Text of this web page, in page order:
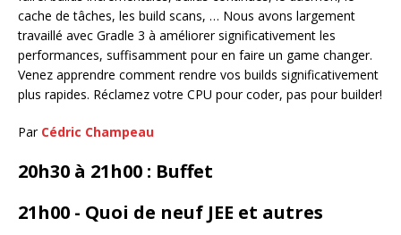
cache de tâches, les build scans, … Nous avons largement
travaillé avec Gradle 3 à améliorer significativement les
performances, suffisamment pour en faire un game changer.
Venez apprendre comment rendre vos builds significativement
plus rapides. Réclamez votre CPU pour coder, pas pour builder!
Par Cédric Champeau
20h30 à 21h00 : Buffet
21h00 - Quoi de neuf JEE et autres